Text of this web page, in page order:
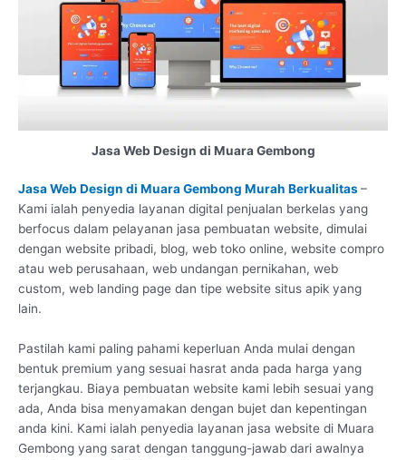
Jasa Web Design di Muara Gembong
Jasa Web Design di Muara Gembong Murah Berkualitas–
Kami ialah penyedia layanan digital penjualan berkelas yang
berfocus dalam pelayanan jasa pembuatan website, dimulai
dengan website pribadi, blog, web toko online, website compro
atau web perusahaan, web undangan pernikahan, web
custom, web landing page dan tipe website situs apik yang
lain.
Pastilah kami paling pahami keperluan Anda mulai dengan
bentuk premium yang sesuai hasrat anda pada harga yang
terjangkau. Biaya pembuatan website kami lebih sesuai yang
ada, Anda bisa menyamakan dengan bujet dan kepentingan
anda kini. Kami ialah penyedia layanan jasa website di Muara
Gembong yang sarat dengan tanggung-jawab dari awalnya